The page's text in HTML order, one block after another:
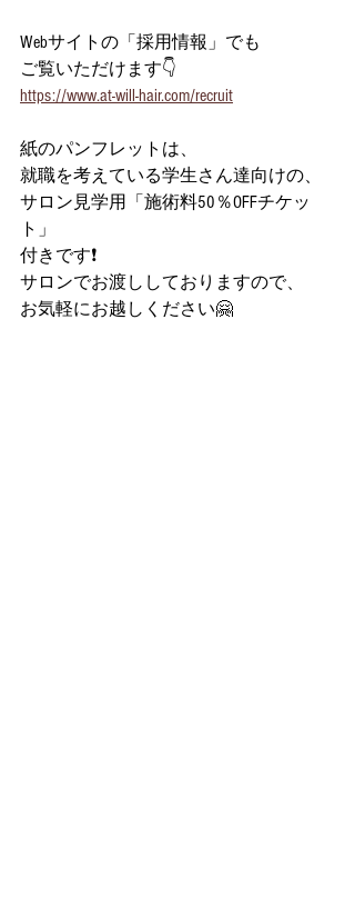
Webサイトの「採用情報」でも
ご覧いただけます👇
https://www.at-will-hair.com/recruit
紙のパンフレットは、
就職を考えている学生さん達向けの、
サロン見学用「施術料50％OFFチケッ
ト」
付きです❗️
サロンでお渡ししておりますので、
お気軽にお越しください🤗